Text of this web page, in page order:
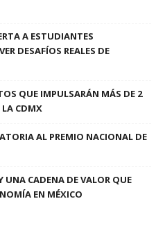
A ESTUDIANTES
DESAFÍOS REALES DE
QUE IMPULSARÁN MÁS DE 2
CDMX
AL PREMIO NACIONAL DE
UNA CADENA DE VALOR QUE
EN MÉXICO